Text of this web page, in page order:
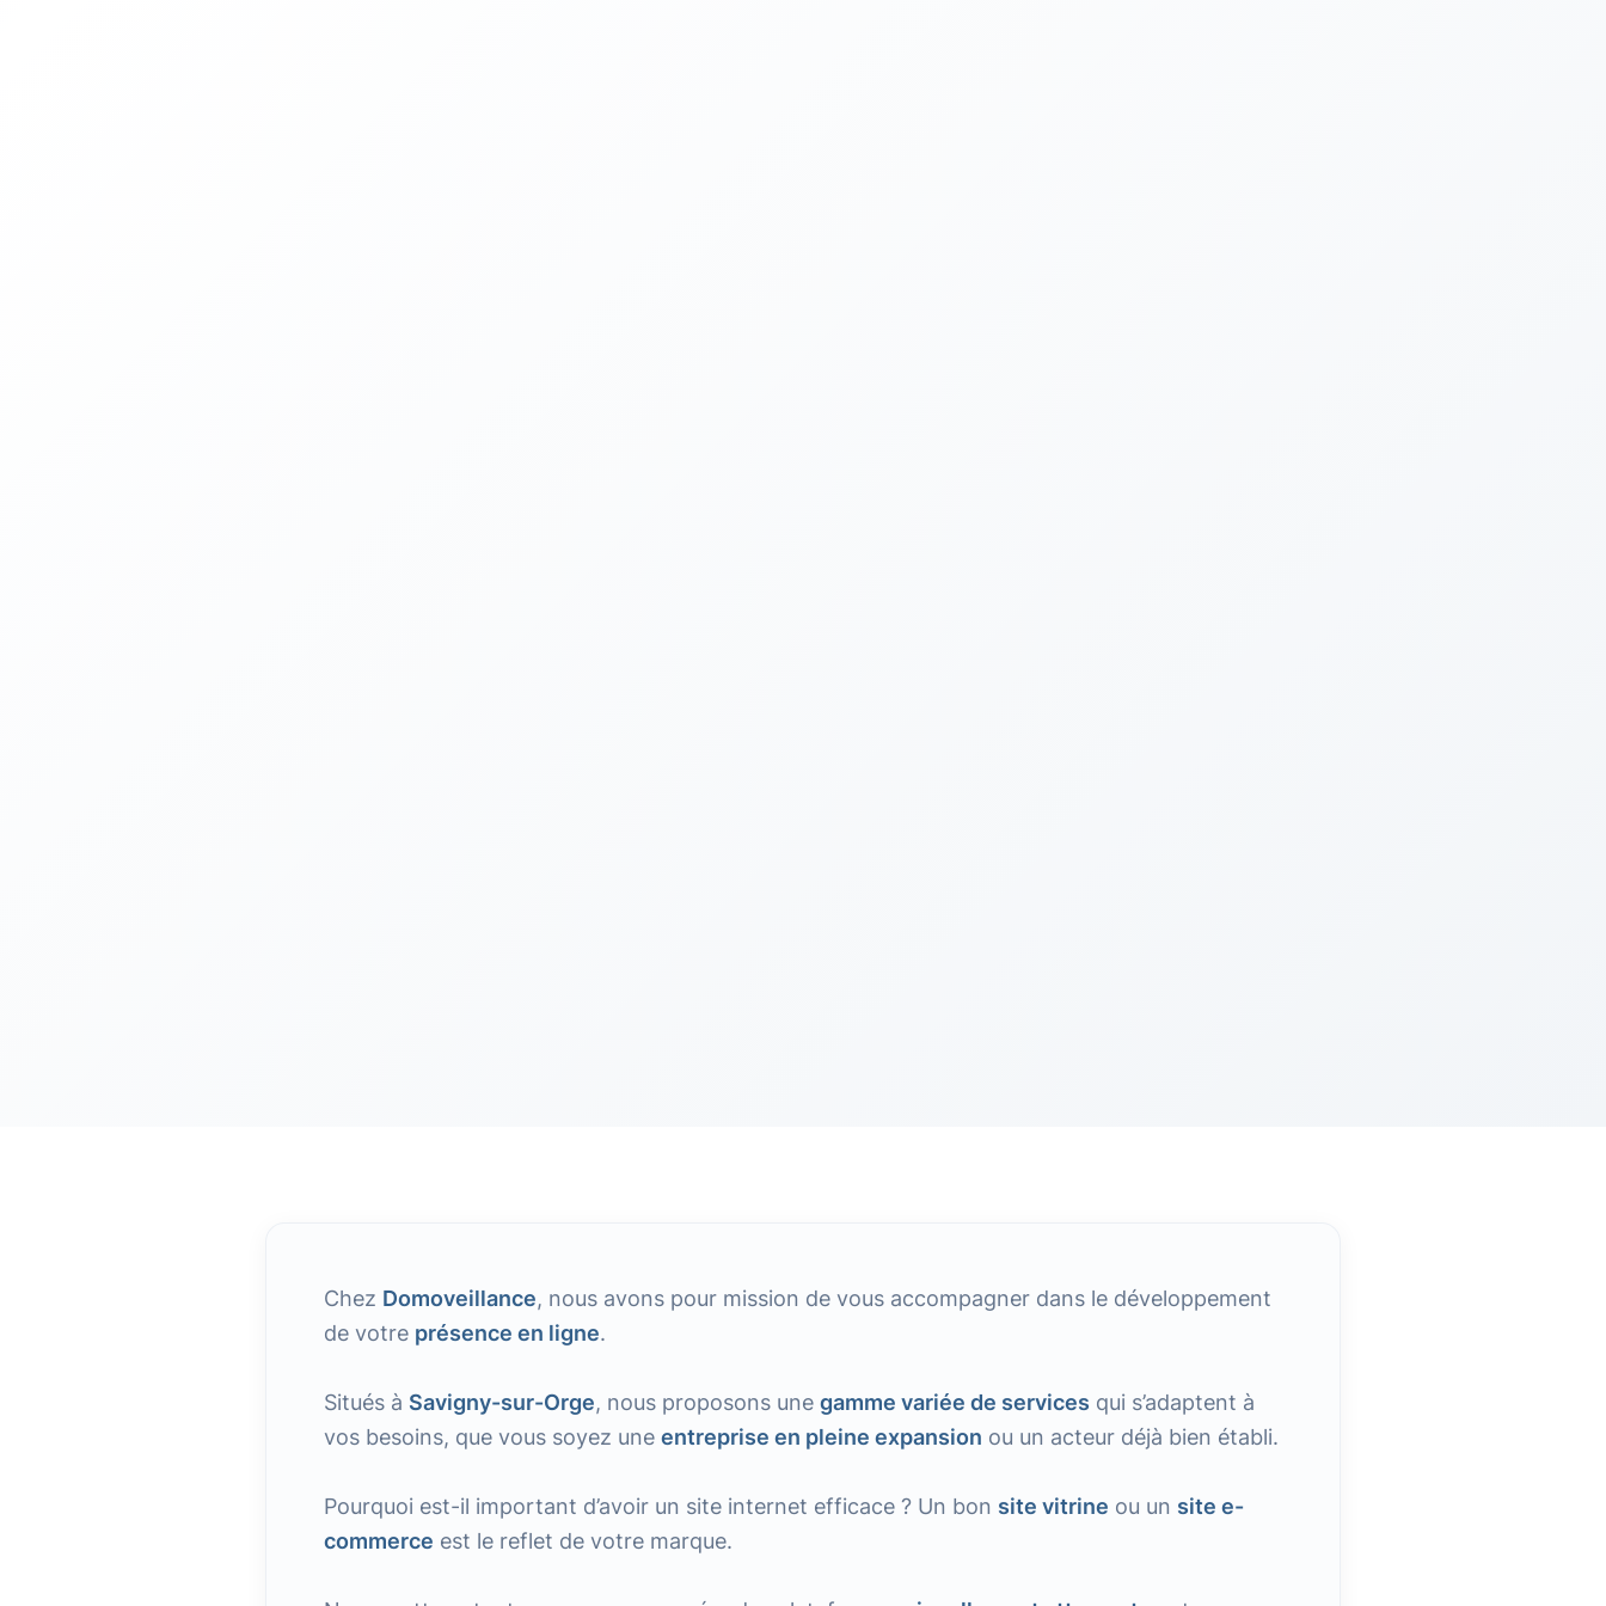
Chez Domoveillance, nous avons pour mission de vous accompagner dans le développement
de votre présence en ligne.
Situés à Savigny-sur-Orge, nous proposons une gamme variée de services qui s’adaptent à
vos besoins, que vous soyez une entreprise en pleine expansion ou un acteur déjà bien établi.
Pourquoi est-il important d’avoir un site internet efficace ? Un bon site vitrine ou un site e-
commerce est le reflet de votre marque.